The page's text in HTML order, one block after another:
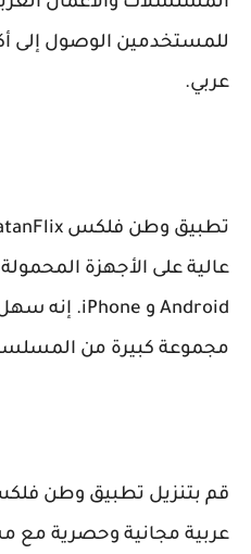
عربي.
تطبيق وطن فلكس
عالية على الأجهزة
Android و iPhone. إنه
مجموعة كبيرة من
قم بتنزيل تطبيق وطن
عربية مجانية وحصرية